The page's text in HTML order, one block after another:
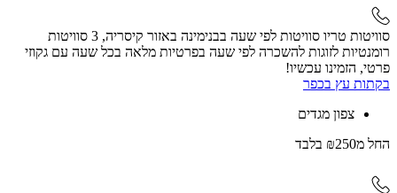
סוויטות טריו סוויטות לפי שעה בבנימינה באזור קיסריה, 3 סוויטות
רומנטיות לזוגות להשכרה לפי שעה בפרטיות מלאה בכל שעה עם גקוזי
פרטי, הזמינו עכשיו!
בקתות עץ בכפר
צפון מגדים
החל מ₪250 בלבד